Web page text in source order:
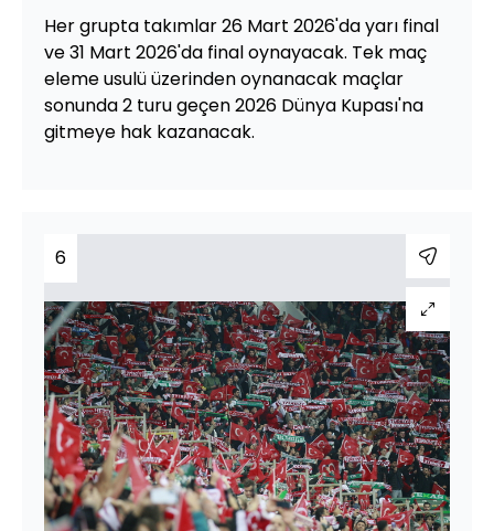
Her grupta takımlar 26 Mart 2026'da yarı final
ve 31 Mart 2026'da final oynayacak. Tek maç
eleme usulü üzerinden oynanacak maçlar
sonunda 2 turu geçen 2026 Dünya Kupası'na
gitmeye hak kazanacak.
6